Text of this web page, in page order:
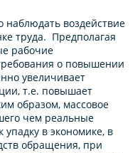
воздействие
труда. Предполагая
рабочие
о повышении
увеличивает
т.е. повышает
образом, массовое
чем реальные
в экономике, в
обращения, при